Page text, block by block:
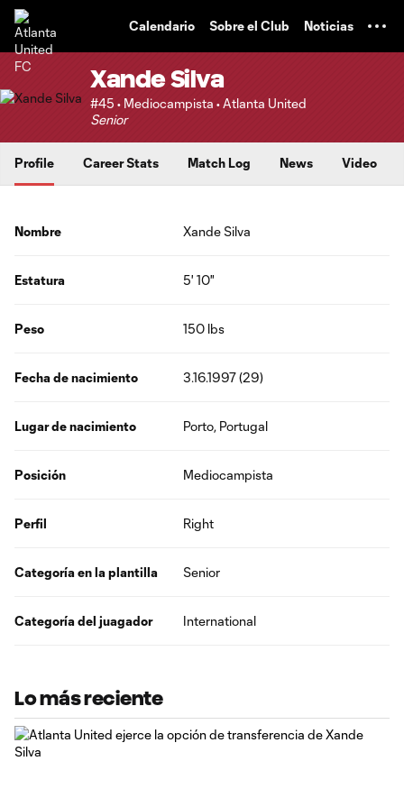
Calendario Sobre el Club Noticias
Xande Silva
#45 • Mediocampista • Atlanta United
Senior
Profile Career Stats Match Log News Video
Nombre Xande Silva
Estatura 5' 10"
Peso 150 lbs
Fecha de nacimiento 3.16.1997 (29)
Lugar de nacimiento Porto, Portugal
Posición Mediocampista
Perfil Right
Categoría en la plantilla Senior
Categoría del juagador International
Lo más reciente